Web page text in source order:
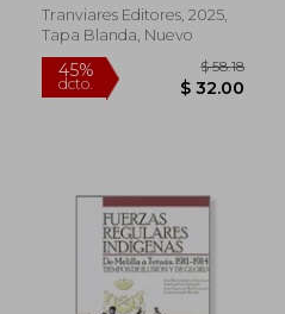
40%
dcto.
Tranviares Editores, 2025,
Tapa Blanda, Nuevo